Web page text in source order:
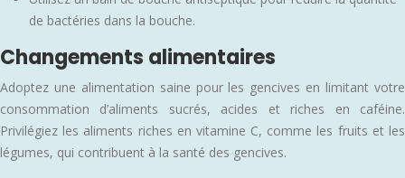
de bactéries dans la bouche.
Changements alimentaires
Adoptez une alimentation saine pour les gencives en limitant votre
consommation d’aliments sucrés, acides et riches en caféine.
Privilégiez les aliments riches en vitamine C, comme les fruits et les
légumes, qui contribuent à la santé des gencives.